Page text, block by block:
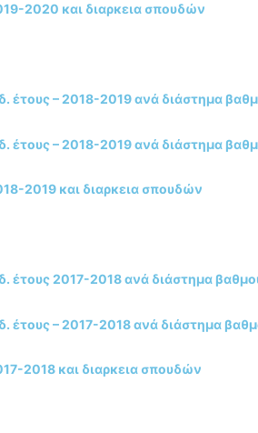
2020 και διαρκεια σπουδών
– 2018-2019 ανά διάστημα
– 2018-2019 ανά διάστημα
2019 και διαρκεια σπουδών
2017-2018 ανά διάστημα
– 2017-2018 ανά διάστημα
2018 και διαρκεια σπουδών